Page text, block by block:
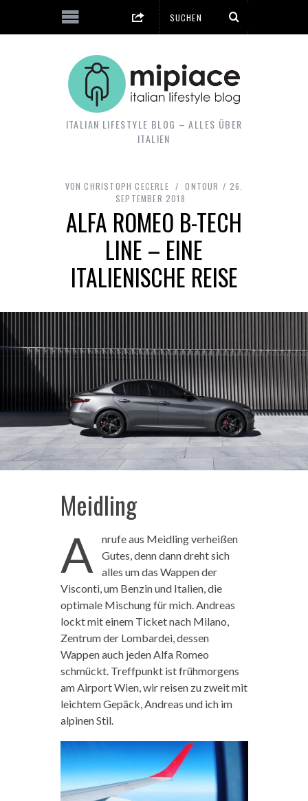
ITALIAN LIFESTYLE BLOG – ALLES ÜBER
ITALIEN
VON CHRISTOPH CECERLE ONTOUR
26.
SEPTEMBER 2018
ALFA ROMEO B-TECH
LINE – EINE
ITALIENISCHE REISE
Meidling
A
nrufe aus Meidling verheißen
Gutes, denn dann dreht sich
alles um das Wappen der
Visconti, um Benzin und Italien, die
optimale Mischung für mich. Andreas
lockt mit einem Ticket nach Milano,
Zentrum der Lombardei, dessen
Wappen auch jeden Alfa Romeo
schmückt. Treffpunkt ist frühmorgens
am Airport Wien, wir reisen zu zweit mit
leichtem Gepäck, Andreas und ich im
alpinen Stil.